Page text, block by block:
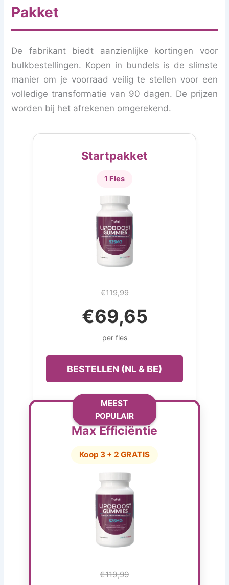
Pakket
De fabrikant biedt aanzienlijke kortingen voor
bulkbestellingen. Kopen in bundels is de slimste
manier om je voorraad veilig te stellen voor een
volledige transformatie van 90 dagen. De prijzen
worden bij het afrekenen omgerekend.
Startpakket
1 Fles
€119,99
€69,65
per fles
BESTELLEN (NL & BE)
MEEST
POPULAIR
Max Efficiëntie
Koop 3 + 2 GRATIS
€119,99